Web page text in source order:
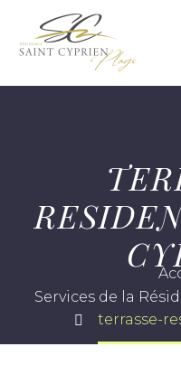
Services de la
terrasse-